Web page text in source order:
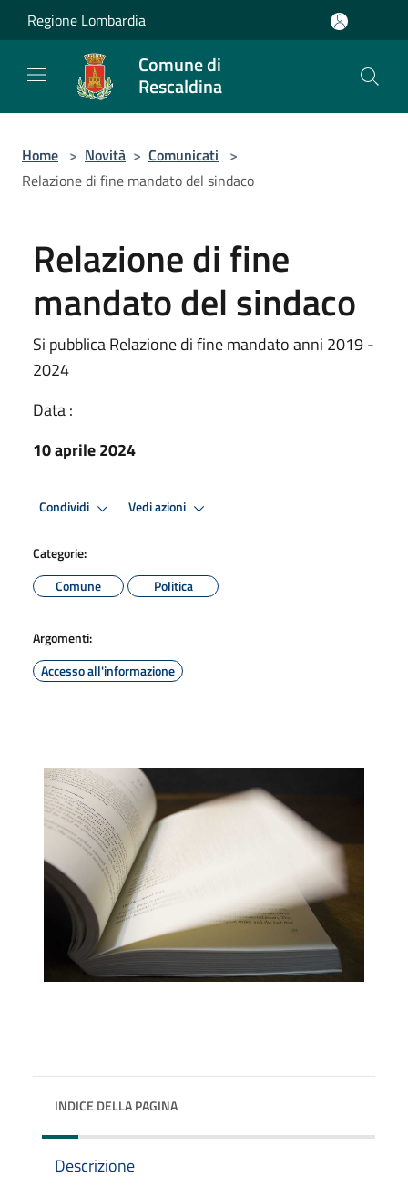
Salta al contenuto principale
Regione Lombardia
Comune di
Rescaldina
Home > Novità > Comunicati >
Relazione di fine mandato del sindaco
Relazione di fine
mandato del sindaco
Si pubblica Relazione di fine mandato anni 2019 -
2024
Data :
10 aprile 2024
Condividi Vedi azioni
Categorie:
Comune
Politica
Argomenti:
Accesso all'informazione
INDICE DELLA PAGINA
Descrizione